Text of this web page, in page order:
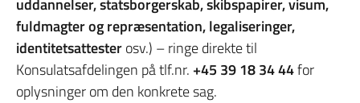
uddannelser, statsborgerskab, skibspapirer, visum,
fuldmagter og repræsentation, legaliseringer,
identitetsattesterosv.) – ringe direkte til
Konsulatsafdelingen på tlf.nr. +45 39 18 34 44for
oplysninger om den konkrete sag.